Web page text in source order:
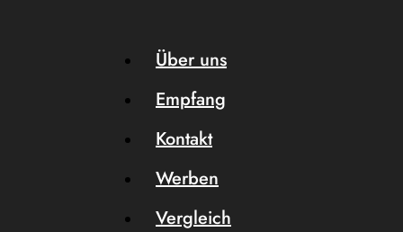
Über uns
Empfang
Kontakt
Werben
Vergleich